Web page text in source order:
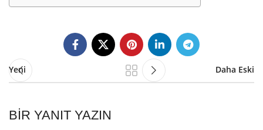
Yeni Daha Eski
BIR YANIT YAZIN